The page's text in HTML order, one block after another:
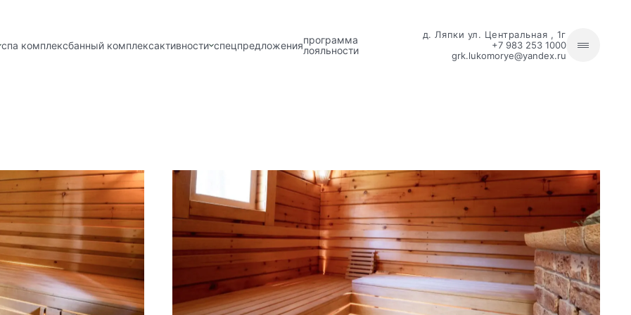
спа комплексбанный комплексактивности спецпредложенияпрограмма
лояльности
д. Ляпки ул. Центральная , 1г
+7 983 253 1000
grk.lukomorye@yandex.ru
ОТДЫХ
БАННЫЙ